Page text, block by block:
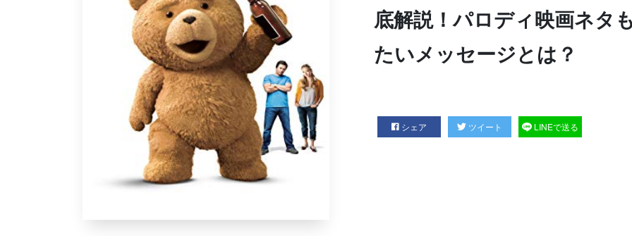
底解説！パロディ映画ネタ
たいメッセージとは？
シェア ツイート LINEで送る